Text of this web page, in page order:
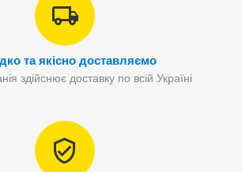
та якісно доставляємо
здійснює доставку по всій Україні